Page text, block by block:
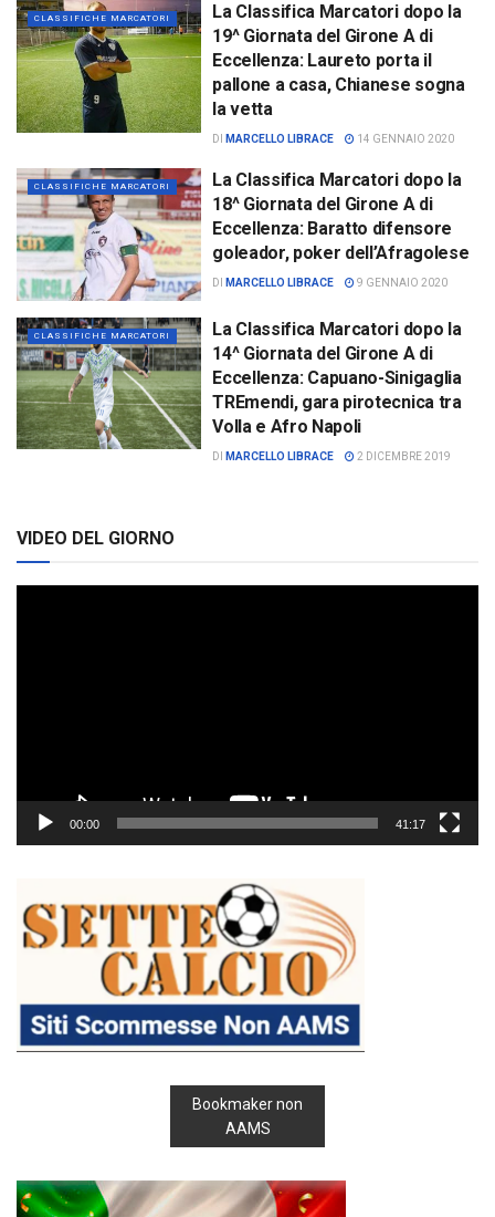
CLASSIFICHE MARCATORI
La Classifica Marcatori dopo la
19^ Giornata del Girone A di
Eccellenza: Laureto porta il
pallone a casa, Chianese sogna
la vetta
DI MARCELLO LIBRACE 14 GENNAIO 2020
CLASSIFICHE MARCATORI
La Classifica Marcatori dopo la
18^ Giornata del Girone A di
Eccellenza: Baratto difensore
goleador, poker dell’Afragolese
DI MARCELLO LIBRACE 9 GENNAIO 2020
CLASSIFICHE MARCATORI
La Classifica Marcatori dopo la
14^ Giornata del Girone A di
Eccellenza: Capuano-Sinigaglia
TREmendi, gara pirotecnica tra
Volla e Afro Napoli
DI MARCELLO LIBRACE 2 DICEMBRE 2019
VIDEO DEL GIORNO
00:00 41:17
Bookmaker non
AAMS